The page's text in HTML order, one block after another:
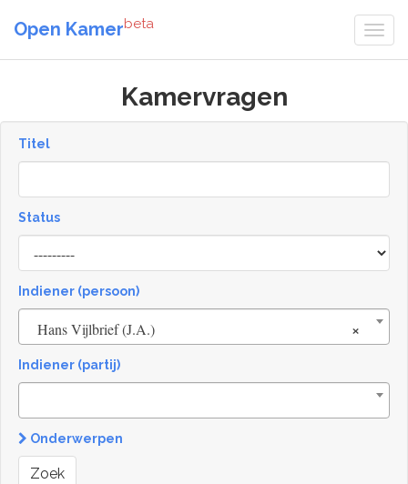
Open Kamerbeta
Kamervragen
Titel
Status
[invalid
name]
Indiener (persoon)
×
Hans Vijlbrief (J.A.)
Indiener (partij)
Onderwerpen
Zoek